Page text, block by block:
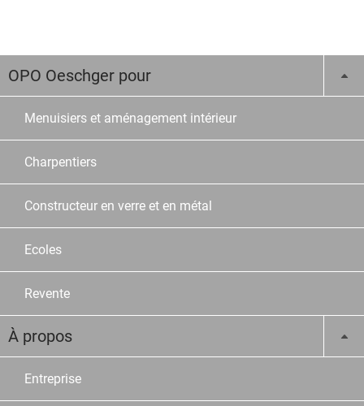
OPO Oeschger pour
Menuisiers et aménagement intérieur
Charpentiers
Constructeur en verre et en métal
Ecoles
Revente
À propos
Entreprise